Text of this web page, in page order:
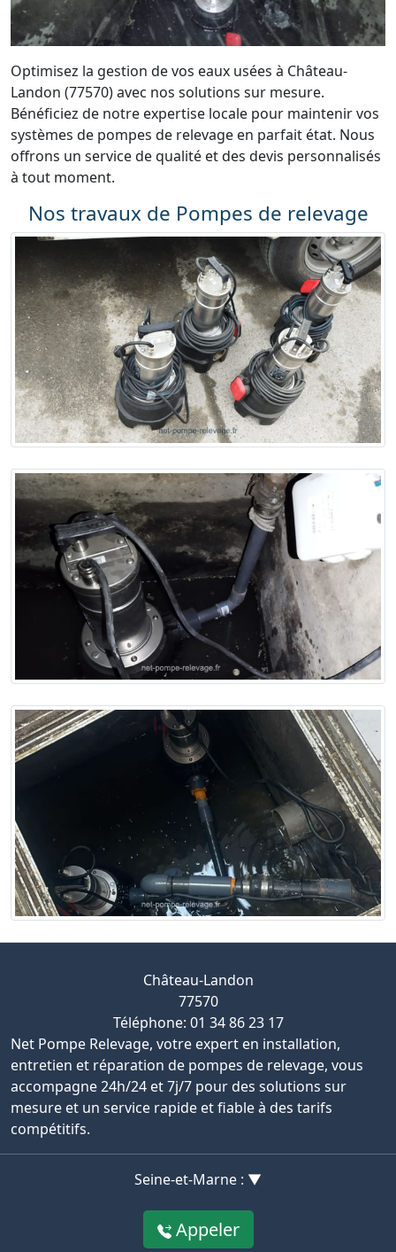
Optimisez la gestion de vos eaux usées à Château-
Landon (77570) avec nos solutions sur mesure.
Bénéficiez de notre expertise locale pour maintenir vos
systèmes de pompes de relevage en parfait état. Nous
offrons un service de qualité et des devis personnalisés
à tout moment.
Nos travaux de Pompes de relevage
Château-Landon
77570
Téléphone: 01 34 86 23 17
Net Pompe Relevage, votre expert en installation,
entretien et réparation de pompes de relevage, vous
accompagne 24h/24 et 7j/7 pour des solutions sur
mesure et un service rapide et fiable à des tarifs
compétitifs.
Seine-et-Marne : ▼
Appeler